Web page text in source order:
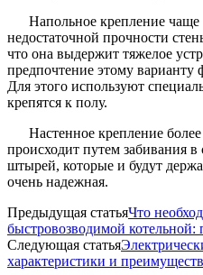
Напольное крепление
недостаточной прочности
что она выдержит тяжелое
предпочтение этому варианту
Для этого используют
крепятся к полу.
Настенное крепление
происходит путем забивания
штырей, которые и будут
очень надежная.
Предыдущая статьяЧто
быстровозводимой
Следующая статья
характеристики и